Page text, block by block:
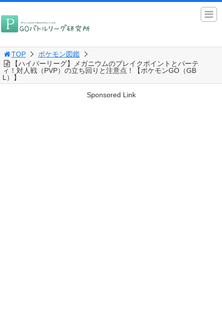
TOP
ポケモン図鑑
【ハイパーリーグ】メガニウムのブレイクポイントとパーテ
ィ！対人戦（PVP）の立ち回りと注意点！【ポケモンGO（GB
L）】
Sponsored Link